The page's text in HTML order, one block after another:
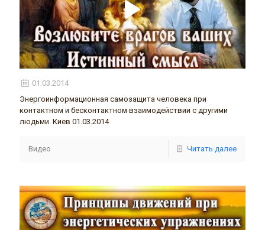
01.03.2014
Энергоинформационная самозащита человека при
контактном и бесконтактном взаимодействии с другими
людьми. Киев 01.03.2014
Видео Читать далее